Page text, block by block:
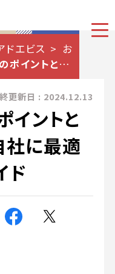
ドエビス
お
イントとおす
びガイド
更新日 : 2024.12.13
イントと
社に最適
ド